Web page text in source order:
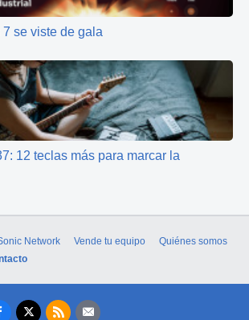
se viste de gala
12 teclas más para marcar la
Network Vende tu equipo
Quiénes somos